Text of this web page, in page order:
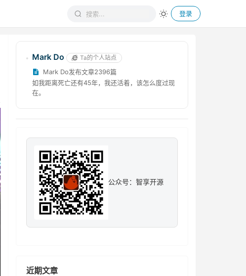
登录
Mark Do Ta的个人站点
Mark Do发布文章2396篇
如我距离死亡还有45年，我还活着，该怎么度过现
在。
公众号：智享开源
近期文章